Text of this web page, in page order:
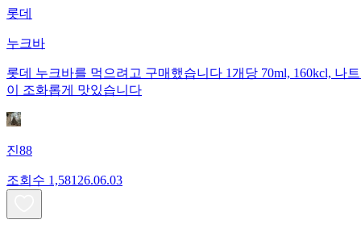
롯데
누크바
롯데 누크바를 먹으려고 구매했습니다 1개당 70ml, 160kcl, 나
이 조화롭게 맛있습니다
진88
조회수 1,581 26.06.03